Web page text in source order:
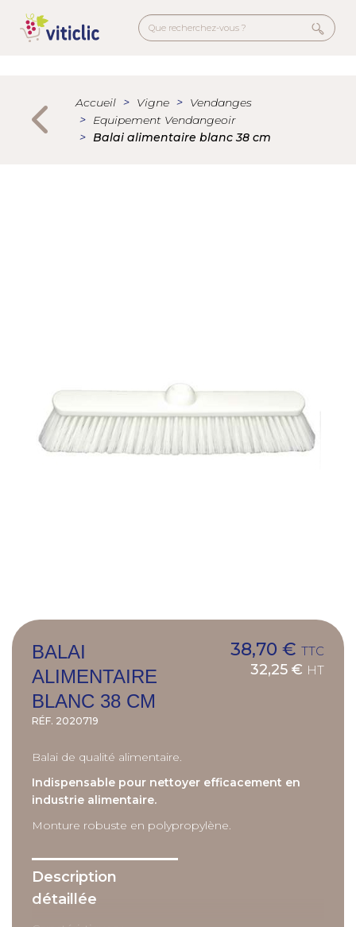
contenu
Accueil Vigne
Vendanges
Equipement Vendangeoir
Balai alimentaire blanc 38 cm
BALAI
ALIMENTAIRE
BLANC 38 CM
RÉF. 2020719
38,70 € TTC
32,25 € HT
Balai de qualité alimentaire.
Indispensable pour nettoyer efficacement en
industrie alimentaire.
Monture robuste en polypropylène.
Description
détaillée